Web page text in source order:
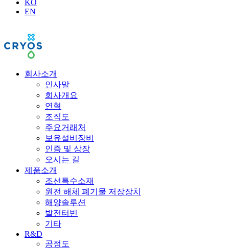
KO
EN
회사소개
인사말
회사개요
연혁
조직도
주요거래처
보유설비장비
인증 및 상장
오시는 길
제품소개
조선특수소재
원전 해체 폐기물 저장장치
해양솔루션
발전터빈
기타
R&D
공정도